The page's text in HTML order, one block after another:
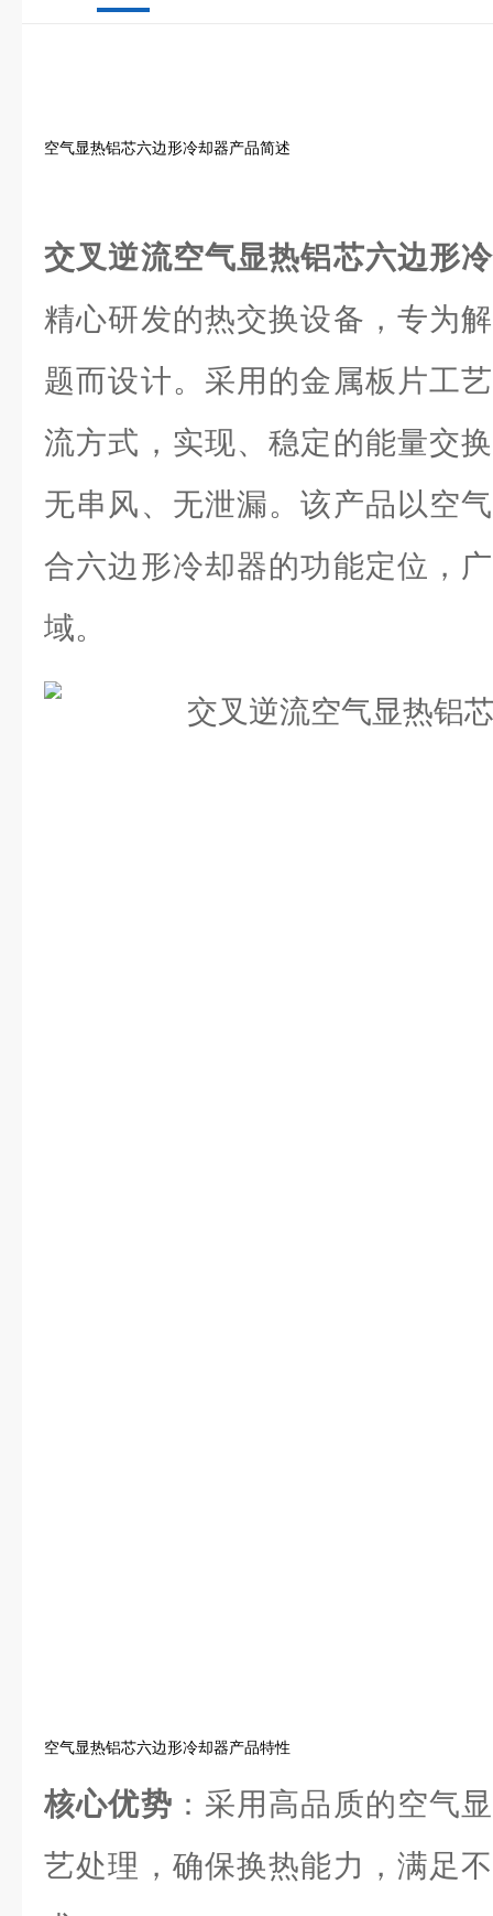
空气显热铝芯六边形冷却器产品简述
交叉逆流空气显热铝芯六边形
精心研发的热交换设备，专为
题而设计。采用的金属板片工
流方式，实现、稳定的能量交
无串风、无泄漏。该产品以空
合六边形冷却器的功能定位，
域。
空气显热铝芯六边形冷却器产品特性
核心优势 ：采用高品质的空气
艺处理，确保换热能力，满足